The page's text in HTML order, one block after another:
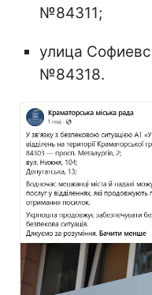
№84311;
улица
№84318.